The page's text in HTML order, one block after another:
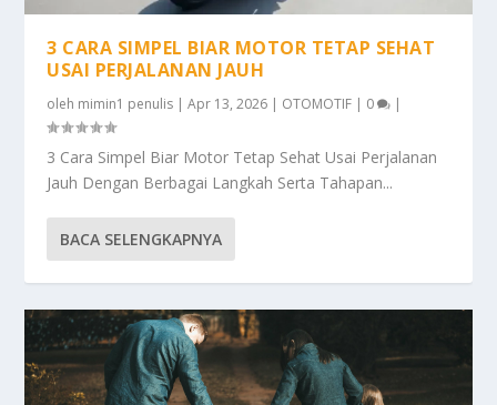
3 CARA SIMPEL BIAR MOTOR TETAP SEHAT
USAI PERJALANAN JAUH
oleh mimin1 penulis |Apr 13, 2026 | OTOMOTIF | 0 |
3 Cara Simpel Biar Motor Tetap Sehat Usai Perjalanan
Jauh Dengan Berbagai Langkah Serta Tahapan...
BACA SELENGKAPNYA